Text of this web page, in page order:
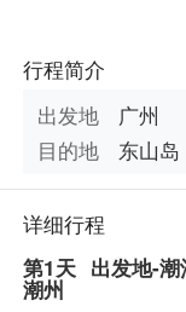
行程简介
出发地
广州
目的地
东山岛
详细行程
第1天 出发地-
潮州